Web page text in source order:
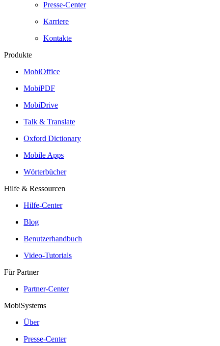
Presse-Center
Karriere
Kontakte
Produkte
MobiOffice
MobiPDF
MobiDrive
Talk & Translate
Oxford Dictionary
Mobile Apps
Wörterbücher
Hilfe & Ressourcen
Hilfe-Center
Blog
Benutzerhandbuch
Video-Tutorials
Für Partner
Partner-Center
MobiSystems
Über
Presse-Center